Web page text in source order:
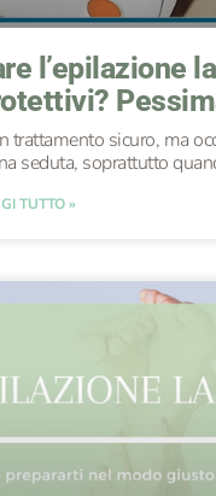
l’epilazione
trattamento sicuro, ma
seduta, soprattutto
TUTTO »